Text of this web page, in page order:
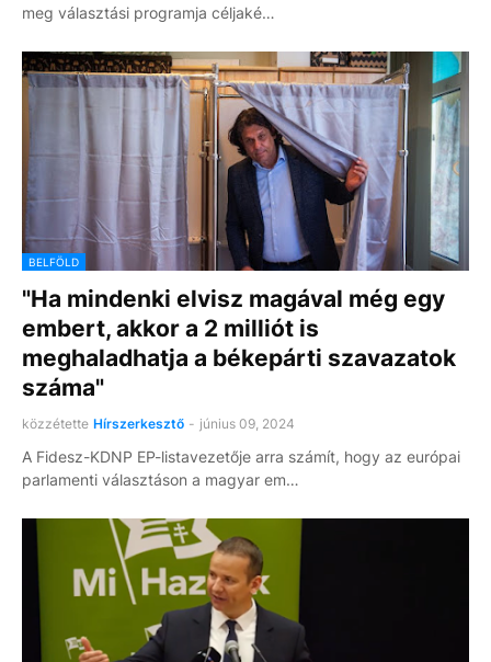
meg választási programja céljaké…
BELFÖLD
"Ha mindenki elvisz magával még egy
embert, akkor a 2 milliót is
meghaladhatja a békepárti szavazatok
száma"
közzétette Hírszerkesztő - június 09, 2024
A Fidesz-KDNP EP-listavezetője arra számít, hogy az európai
parlamenti választáson a magyar em…